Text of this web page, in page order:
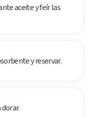
aceite y feír las
y reservar.